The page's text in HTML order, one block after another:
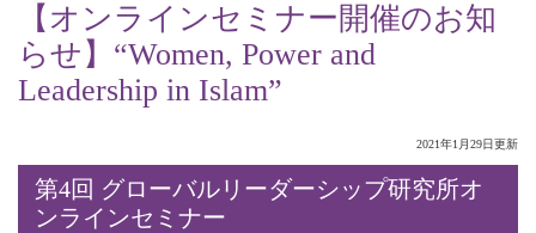
【オンラインセミナー開催のお知
らせ】“Women, Power and
Leadership in Islam”
2021年1月29日更新
第4回 グローバルリーダーシップ研究所オ
ンラインセミナー